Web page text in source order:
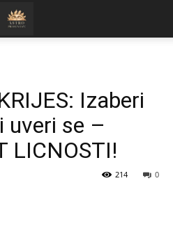
Izaberi
uveri se –
LICNOSTI!
0
214